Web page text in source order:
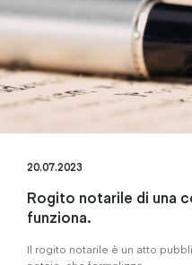
20.07.2023
Rogito notarile di una
funziona.
Il rogito notarile è un atto